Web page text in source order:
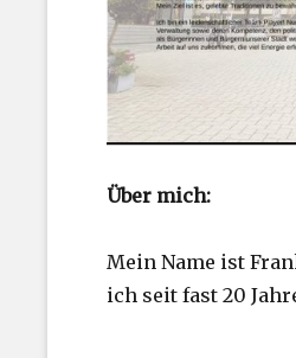
Über mich:
Mein Name ist
ich seit fast 20